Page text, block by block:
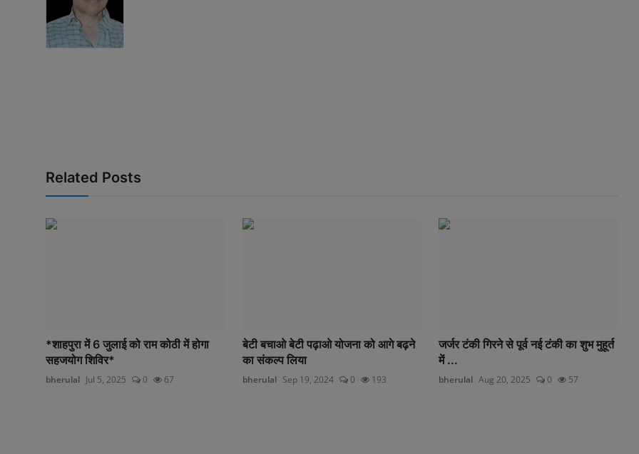
Related Posts
*शाहपुरा में 6 जुलाई को राम कोठी में होगा
सहजयोग शिविर*
bherulal Jul 5, 2025 0 67
बेटी बचाओ बेटी पढ़ाओ योजना को आगे बढ़ने
का संकल्प लिया
bherulal Sep 19, 2024 0 193
जर्जर टंकी गिरने से पूर्व नई टंकी का शुभ मुहूर्त
में ...
bherulal Aug 20, 2025 0 57